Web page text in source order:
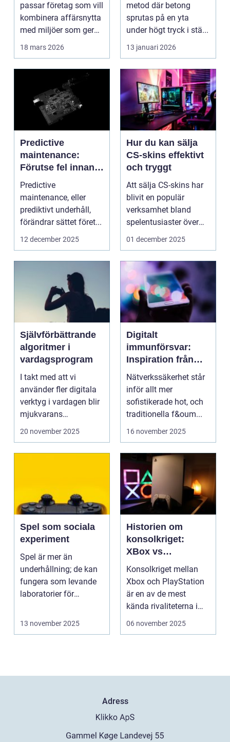
passar företag som vill
kombinera affärsnytta
med miljöer som ger
lugn, fokus...
18 mars 2026
metod där betong
sprutas på en yta
under högt tryck i stä...
13 januari 2026
Predictive
maintenance:
Förutse fel innan
de uppstår med
hjälp av sensorer
Predictive
maintenance, eller
prediktivt underhåll,
förändrar sättet föret...
12 december 2025
Hur du kan sälja
CS-skins effektivt
och tryggt
Att sälja CS-skins har
blivit en populär
verksamhet bland
spelentusiaster över
hela v...
01 december 2025
Självförbättrande
algoritmer i
vardagsprogram
I takt med att vi
använder fler digitala
verktyg i vardagen blir
mjukvarans
anpassningsför...
20 november 2025
Digitalt
immunförsvar:
Inspiration från
biologiska system
för att stärka
nätverkssäkerhet
Nätverkssäkerhet står
inför allt mer
sofistikerade hot, och
traditionella f&oum...
16 november 2025
Spel som sociala
experiment
Spel är mer än
underhållning; de kan
fungera som levande
laboratorier för
13 november 2025
Historien om
konsolkriget:
XBox vs
PlayStation
Konsolkriget mellan
Xbox och PlayStation
är en av de mest
kända rivaliteterna i
spelvä...
06 november 2025
Adress